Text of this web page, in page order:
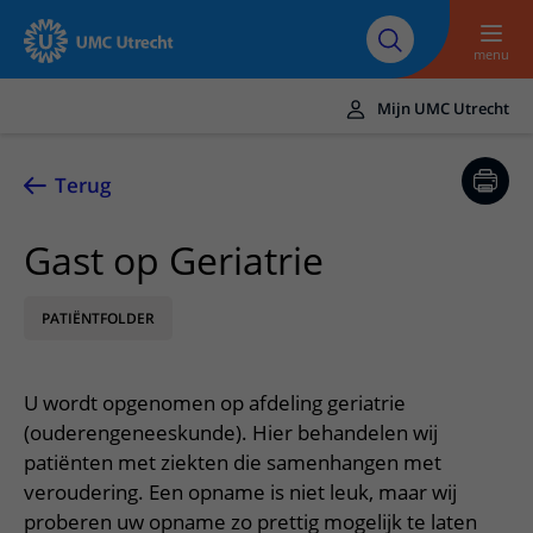
Naar hoofdinhoud
Over UMC
Utrecht
Research
Werken bij het UMC
Utrecht
menu
UMC Utrecht
Zorg en behandeling
Ziekten en aandoeningen
Poliklinieken
Verpleegafdelingen
Onze zorgverleners
Afspraak en opname
Bezoek aan de polikliniek
Opname in het ziekenhuis
Voorbereiding op uw afspraak
Op bezoek in het UMC Utrecht
Apotheek
Winkels en restaurants
Contact en route
Spoed
Contactgegevens
Verwijzers
Patiënt verwijzen
Mijn UMC Utrecht
Terug
Gast op Geriatrie
PATIËNTFOLDER
U wordt opgenomen op afdeling geriatrie
(ouderengeneeskunde). Hier behandelen wij
patiënten met ziekten die samenhangen met
veroudering. Een opname is niet leuk, maar wij
proberen uw opname zo prettig mogelijk te laten